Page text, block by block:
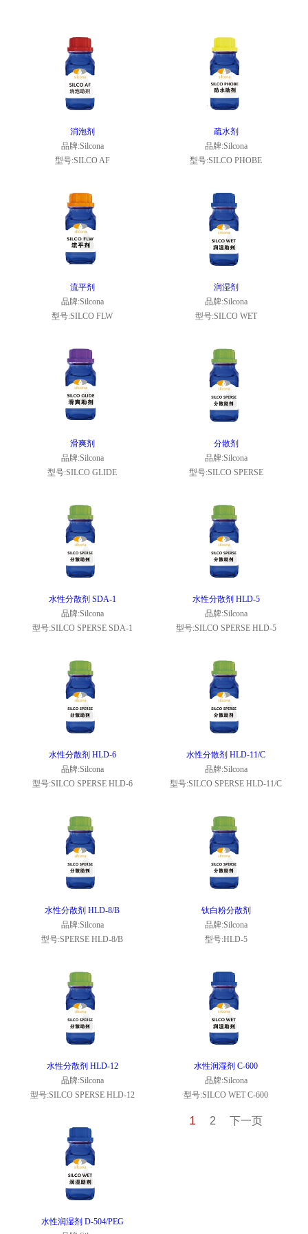
消泡剂
品牌:Silcona
型号:SILCO AF
疏水剂
品牌:Silcona
型号:SILCO PHOBE
流平剂
品牌:Silcona
型号:SILCO FLW
润湿剂
品牌:Silcona
型号:SILCO WET
滑爽剂
品牌:Silcona
型号:SILCO GLIDE
分散剂
品牌:Silcona
型号:SILCO SPERSE
水性分散剂 SDA-1
品牌:Silcona
型号:SILCO SPERSE SDA-1
水性分散剂 HLD-5
品牌:Silcona
型号:SILCO SPERSE HLD-5
水性分散剂 HLD-6
品牌:Silcona
型号:SILCO SPERSE HLD-6
水性分散剂 HLD-11/C
品牌:Silcona
型号:SILCO SPERSE HLD-11/C
水性分散剂 HLD-8/B
品牌:Silcona
型号:SPERSE HLD-8/B
钛白粉分散剂
品牌:Silcona
型号:HLD-5
水性分散剂 HLD-12
品牌:Silcona
型号:SILCO SPERSE HLD-12
水性润湿剂 C-600
品牌:Silcona
型号:SILCO WET C-600
水性润湿剂 D-504/PEG
1 2 下一页